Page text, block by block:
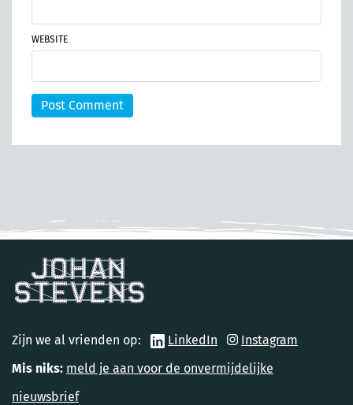
WEBSITE
Post Comment
Zijn we al vrienden op: LinkedIn
Instagram
Mis niks: meld je aan voor de onvermijdelijke
nieuwsbrief